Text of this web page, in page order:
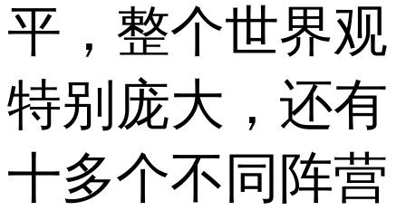
平，整个世界观
特别庞大，还有
十多个不同阵营